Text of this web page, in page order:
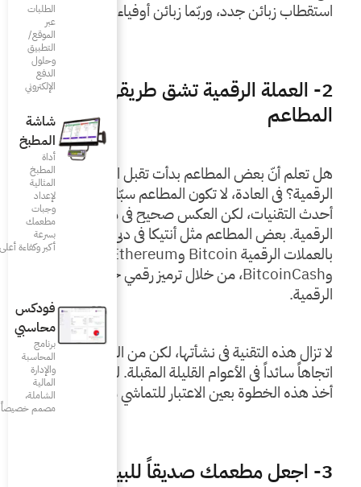
الطلبات
الإلكتروني
المطبخ
المثالية
لإعداد
وجبات
مطعمك
بسرعة
أكبر وكفاءة أعلى
برنامج
المحاسبة
والإدارة
المالية
الشاملة،
أوفياء.
طريقها الى
هل تعلم أنّ بعض المطاعم بدأت تقبل الدفع بالعملة
الرقمية؟ في العادة، لا تكون المطاعم سبّاقة في اعتماد
أحدث التقنيات، لكن العكس صحيح في ما يتعلّق بالعملة
الرقمية. بعض المطاعم مثل أنتيكا في دبي، تقبل الدفع
بالعملات الرقمية Bitcoin وEthereum وLitecoin
وBitcoinCash، من خلال ترميز رقمي خاص بالمحفظة
لا تزال هذه التقنية في نشأتها، لكن من المتوقع أن تصبح
اتجاهاً سائداً في الأعوام القليلة المقبلة. لذا من المجدي
للتماشي مع التطوّر.